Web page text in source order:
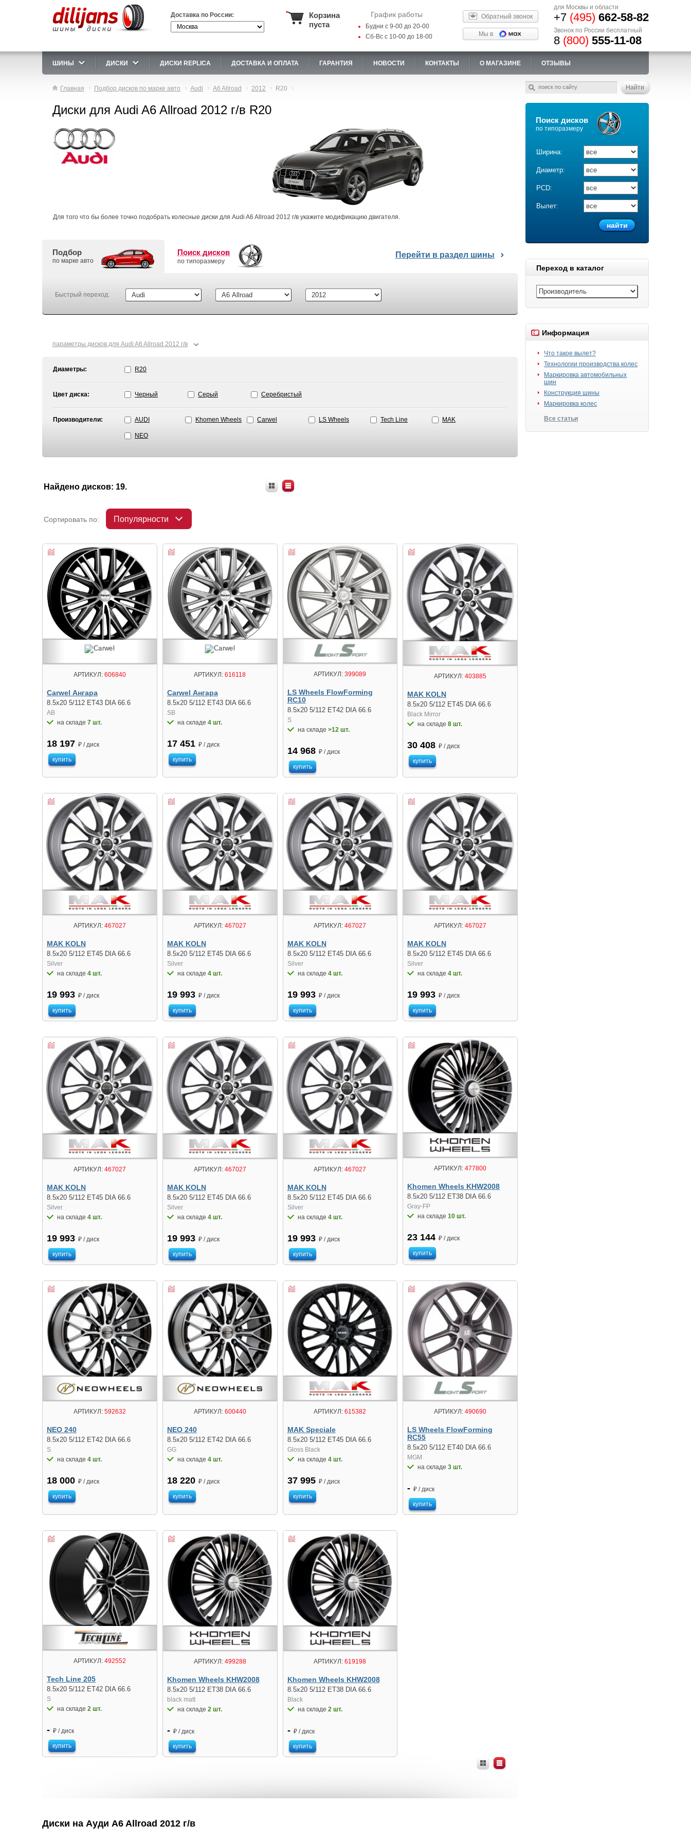
Доставка по России:
Корзина
пуста
График работы
Будни с 9-00 до 20-00
Сб-Вс с 10-00 до 18-00
Обратный звонок
Мы в
для Москвы и области
+7 (495) 662-58-82
Звонок по России бесплатный
8 (800) 555-11-08
ШИНЫ ДИСКИ ДИСКИ REPLICA ДОСТАВКА И ОПЛАТА ГАРАНТИЯ НОВОСТИ КОНТАКТЫ О МАГАЗИНЕ ОТЗЫВЫ
Главная Подбор дисков по марке авто Audi A6 Allroad 2012 R20
Поиск дисков
по типоразмеру
Ширина:
Диаметр:
PCD:
Вылет:
Переход в каталог
Информация
Что такое вылет?
Технологии производства колес
Маркировка автомобильных
шин
Конструкция шины
Маркировка колес
Все статьи
Диски для Audi A6 Allroad 2012 г/в R20
Для того что бы более точно подобрать колесные диски для Audi A6 Allroad 2012 г/в укажите модификацию двигателя.
Перейти в раздел шины
Подбор
по марке авто
Поиск дисков
по типоразмеру
Быстрый переход:
параметры дисков для Audi A6 Allroad 2012 г/в ⌄
Диаметры: R20
Цвет диска: Черный Серый Серебристый
Производители: AUDI Khomen Wheels Carwel LS Wheels Tech Line MAK
NEO
Найдено дисков: 19.
Сортировать по: Популярности
АРТИКУЛ:606840
Carwel Ангара
8.5x20 5/112 ET43 DIA 66.6
AB
на складе 7 шт.
18 197 ₽ / диск
купить
АРТИКУЛ: 616118
Carwel Ангара
8.5x20 5/112 ET43 DIA 66.6
SB
на складе 4 шт.
17 451 ₽ / диск
купить
АРТИКУЛ: 399089
LS Wheels FlowForming
RC10
8.5x20 5/112 ET42 DIA 66.6
S
на складе >12 шт.
14 968 ₽ / диск
купить
АРТИКУЛ: 403885
MAK KOLN
8.5x20 5/112 ET45 DIA 66.6
Black Mirror
на складе8 шт.
30 408 ₽ / диск
купить
АРТИКУЛ:467027
MAK KOLN
8.5x20 5/112 ET45 DIA 66.6
Silver
на складе 4 шт.
19 993 ₽ / диск
купить
АРТИКУЛ:467027
MAK KOLN
8.5x20 5/112 ET45 DIA 66.6
Silver
на складе 4 шт.
19 993 ₽ / диск
купить
АРТИКУЛ: 467027
MAK KOLN
8.5x20 5/112 ET45 DIA 66.6
Silver
на складе 4 шт.
19 993 ₽ / диск
купить
АРТИКУЛ: 467027
MAK KOLN
8.5x20 5/112 ET45 DIA 66.6
Silver
на складе4 шт.
19 993 ₽ / диск
купить
АРТИКУЛ:467027
MAK KOLN
8.5x20 5/112 ET45 DIA 66.6
Silver
на складе 4 шт.
19 993 ₽ / диск
купить
АРТИКУЛ:467027
MAK KOLN
8.5x20 5/112 ET45 DIA 66.6
Silver
на складе 4 шт.
19 993 ₽ / диск
купить
АРТИКУЛ: 467027
MAK KOLN
8.5x20 5/112 ET45 DIA 66.6
Silver
на складе 4 шт.
19 993 ₽ / диск
купить
АРТИКУЛ: 477800
Khomen Wheels KHW2008
8.5x20 5/112 ET38 DIA 66.6
Gray-FP
на складе10 шт.
23 144 ₽ / диск
купить
АРТИКУЛ:592632
NEO 240
8.5x20 5/112 ET42 DIA 66.6
S
на складе 4 шт.
18 000 ₽ / диск
купить
АРТИКУЛ:600440
NEO 240
8.5x20 5/112 ET42 DIA 66.6
GG
на складе 4 шт.
18 220 ₽ / диск
купить
АРТИКУЛ: 615382
MAK Speciale
8.5x20 5/112 ET45 DIA 66.6
Gloss Black
на складе 4 шт.
37 995 ₽ / диск
купить
АРТИКУЛ: 490690
LS Wheels FlowForming
RC55
8.5x20 5/112 ET40 DIA 66.6
MGM
на складе3 шт.
- ₽ / диск
купить
АРТИКУЛ:492552
Tech Line 205
8.5x20 5/112 ET42 DIA 66.6
S
на складе 2 шт.
- ₽ / диск
купить
АРТИКУЛ:499288
Khomen Wheels KHW2008
8.5x20 5/112 ET38 DIA 66.6
black matt
на складе 2 шт.
- ₽ / диск
купить
АРТИКУЛ: 619198
Khomen Wheels KHW2008
8.5x20 5/112 ET38 DIA 66.6
Black
на складе 2 шт.
- ₽ / диск
купить
Диски на Ауди A6 Allroad 2012 г/в